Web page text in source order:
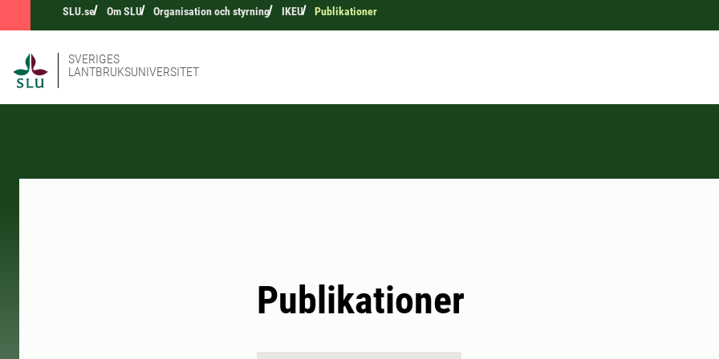
SLU.se Om SLU Organisation och styrning IKEU Publikationer
SVERIGES
LANTBRUKSUNIVERSITET
Publikationer